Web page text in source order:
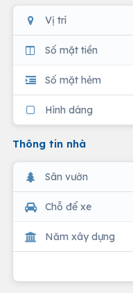
Vị trí
Số mặt tiền
Số mặt hẻm
Hình dáng
Thông tin nhà
Sân vườn
Chỗ để xe
Năm xây dựng